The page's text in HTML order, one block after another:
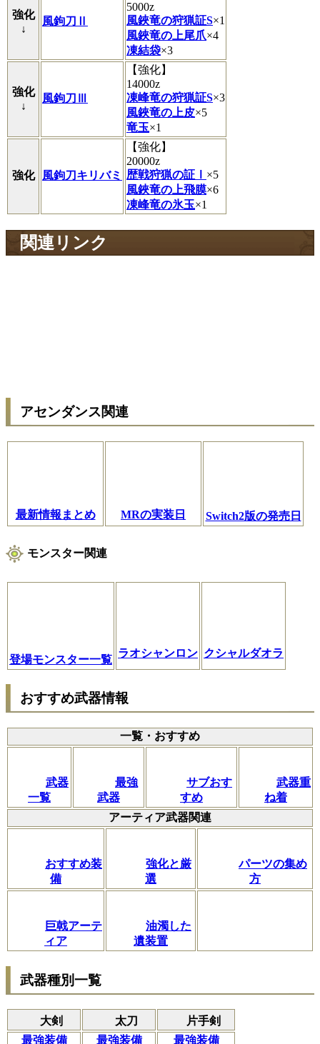
強化
↓
風鉤刀Ⅱ
5000z
風鋏竜の狩猟証S×1
風鋏竜の上尾爪×4
凍結袋×3
強化
↓
風鉤刀Ⅲ
【強化】
14000z
凍峰竜の狩猟証S×3
風鋏竜の上皮×5
竜玉×1
強化 風鉤刀キリバミ
【強化】
20000z
歴戦狩猟の証Ⅰ ×5
風鋏竜の上飛膜×6
凍峰竜の氷玉×1
関連リンク
アセンダンス関連
最新情報まとめ MRの実装日 Switch2版の発売日
モンスター関連
登場モンスター一覧
ラオシャンロン クシャルダオラ
おすすめ武器情報
一覧・おすすめ
武器
一覧
最強
武器
サブおす
すめ
武器重
ね着
アーティア武器関連
おすすめ装
備
強化と厳
選
パーツの集め
方
巨戟アーテ
ィア
油濁した
遺装置
武器種別一覧
大剣 太刀
片手剣
最強装備
最強装備 最強装備